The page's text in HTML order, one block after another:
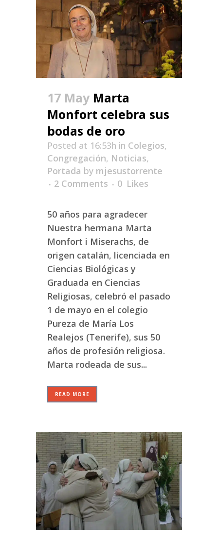
17 May Marta
Monfort celebra sus
bodas de oro
Posted at 16:53h in Colegios,
Congregación, Noticias,
Portada by mjesustorrente
2 Comments
0 Likes
50 años para agradecer
Nuestra hermana Marta
Monfort i Miserachs, de
origen catalán, licenciada en
Ciencias Biológicas y
Graduada en Ciencias
Religiosas, celebró el pasado
1 de mayo en el colegio
Pureza de María Los
Realejos (Tenerife), sus 50
años de profesión religiosa.
Marta rodeada de sus...
READ MORE